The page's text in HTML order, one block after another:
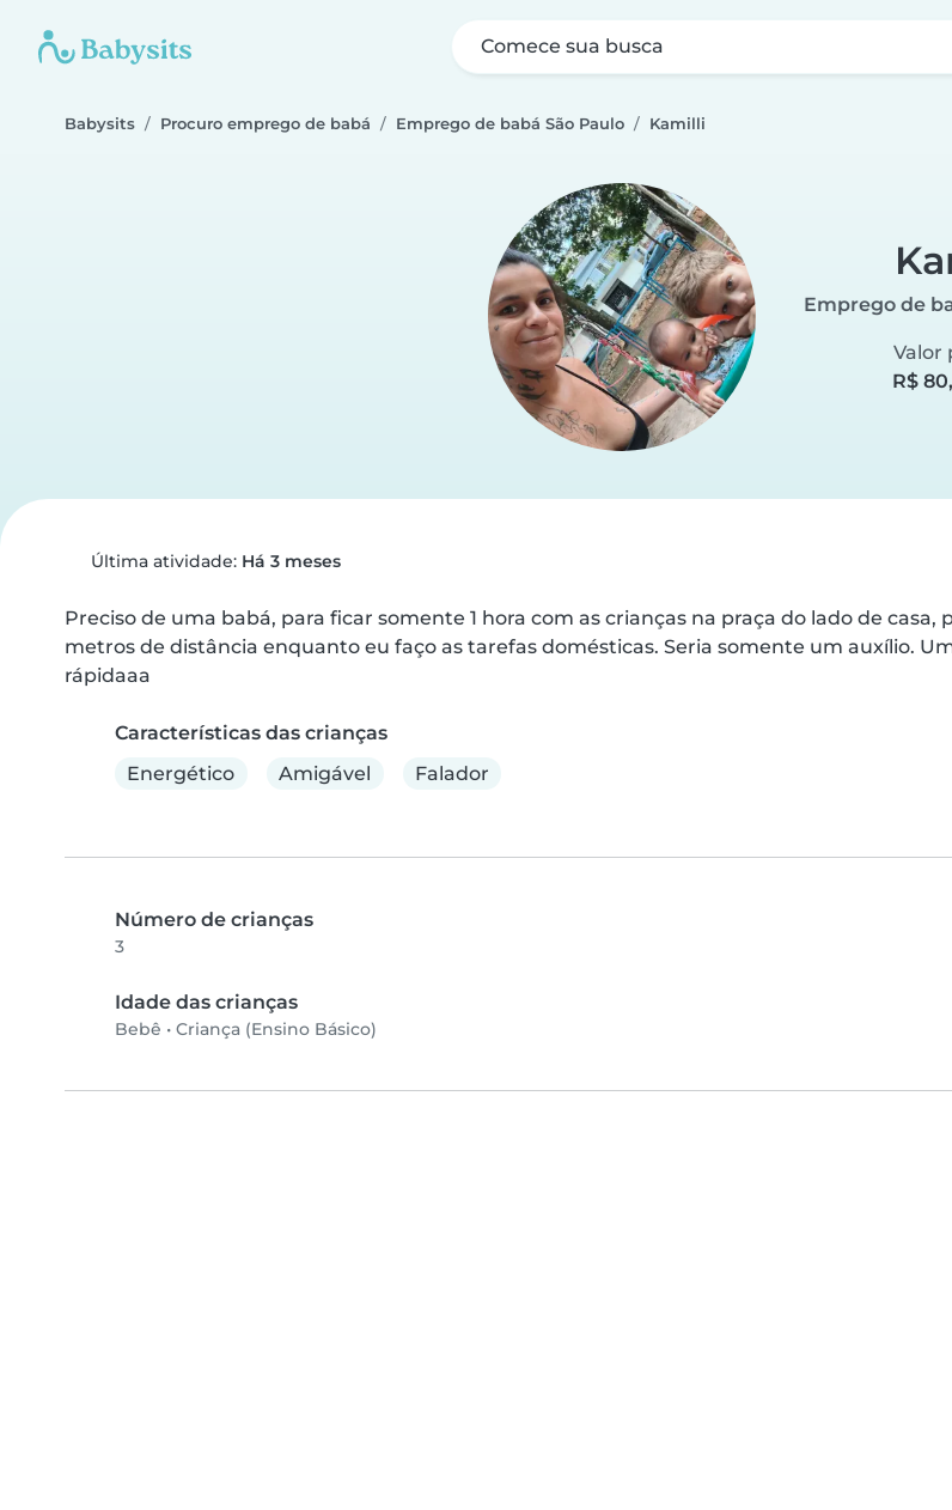
Comece sua busca
Babysits Procuro emprego de babá Emprego de babá São Paulo Kamilli
Emprego de
Valor
R$
Última atividade: Há 3 meses
Preciso de uma babá, para ficar somente 1 hora com as crianças na praça do lado de casa,
metros de distância enquanto eu faço as tarefas domésticas. Seria somente um auxílio.
rápidaaa
Características das crianças
Energético
Amigável Falador
Número de crianças
3
Idade das crianças
Bebê • Criança (Ensino Básico)